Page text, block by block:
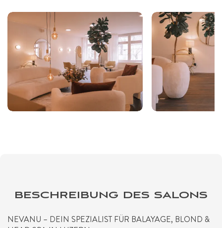
BESCHREIBUNG DES SALONS
NEVANU – DEIN SPEZIALIST FÜR BALAYAGE, BLOND &